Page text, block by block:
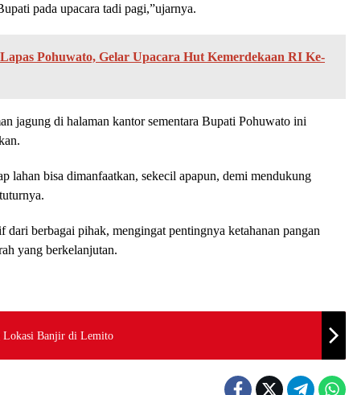
pada upacara tadi pagi,”ujarnya.
Pohuwato, Gelar Upacara Hut Kemerdekaan RI Ke-
jagung di halaman kantor sementara Bupati Pohuwato ini
lahan bisa dimanfaatkan, sekecil apapun, demi mendukung
dari berbagai pihak, mengingat pentingnya ketahanan pangan
yang berkelanjutan.
Lokasi Banjir di Lemito